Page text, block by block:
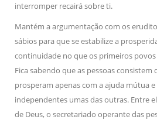
interromper recairá sobre ti.
Mantém a argumentação com os
sábios para que se estabilize a
continuidade no que os primeiros
Fica sabendo que as pessoas consistem
prosperam apenas com a ajuda mútua
independentes umas das outras. Entre
de Deus, o secretariado operante das